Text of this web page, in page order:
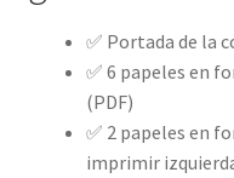
✅ Portada de la
✅ 6 papeles en
(PDF)
✅ 2 papeles en
imprimir